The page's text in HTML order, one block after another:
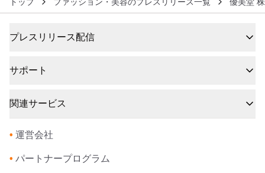
プレスリリース配信
サポート
関連サービス
• 運営会社
• パートナープログラム